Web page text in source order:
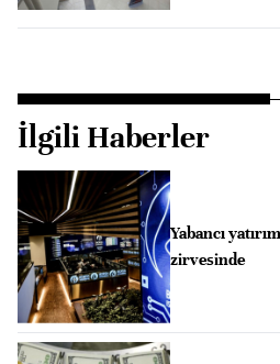
İlgili Haberler
Yabancı
zirvesinde